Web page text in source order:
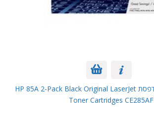
זוג טונרים מקורי למדפסת HP 85A 2-Pack Black Original LaserJet
Toner Cartridges CE285AF